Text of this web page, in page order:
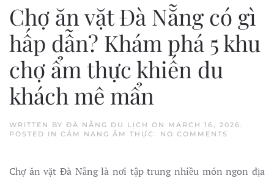
Chợ ăn vặt Đà Nẵng có gì
hấp dẫn? Khám phá 5 khu
chợ ẩm thực khiến du
khách mê mẩn
WRITTEN BY ĐÀ NẴNG DU LỊCH ON MARCH 16, 2026
POSTED IN CẢM NANG ẨM THỰC NO COMMENTS
ĐÀ
NẴNG
Chợ ăn vặt Đà Nẵng là nơi tập trung nhiều món ngon địa